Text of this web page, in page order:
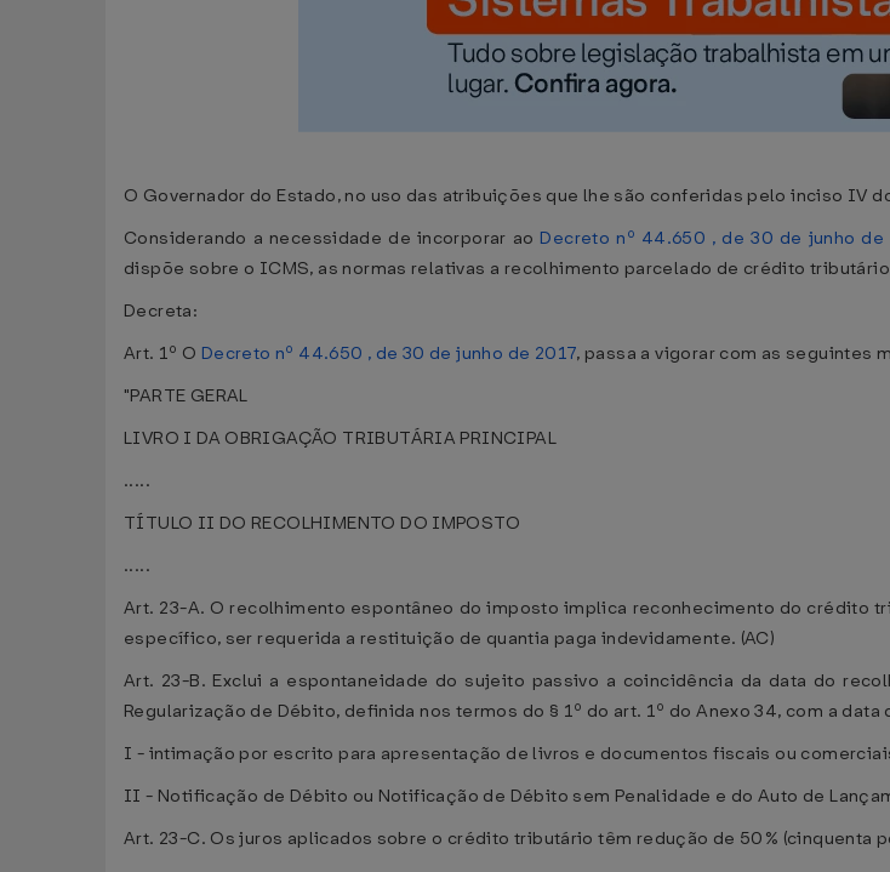
O Governador do Estado, no uso das atribuições que lhe são conferidas pelo inciso IV
Considerando a necessidade de incorporar ao Decreto nº 44.650 , de 30 de junho de
dispõe sobre o ICMS, as normas relativas a recolhimento parcelado de crédito
Decreta:
Art. 1º O Decreto nº 44.650 , de 30 de junho de 2017, passa a vigorar com as seguintes
"PARTE GERAL
LIVRO I DA OBRIGAÇÃO TRIBUTÁRIA PRINCIPAL
.....
TÍTULO II DO RECOLHIMENTO DO IMPOSTO
.....
Art. 23-A. O recolhimento espontâneo do imposto implica reconhecimento do crédito
específico, ser requerida a restituição de quantia paga indevidamente. (AC)
Art. 23-B. Exclui a espontaneidade do sujeito passivo a coincidência da data do
Regularização de Débito, definida nos termos do § 1º do art. 1º do Anexo 34, com a data
I - intimação por escrito para apresentação de livros e documentos fiscais ou
II - Notificação de Débito ou Notificação de Débito sem Penalidade e do Auto de
Art. 23-C. Os juros aplicados sobre o crédito tributário têm redução de 50% (cinquenta